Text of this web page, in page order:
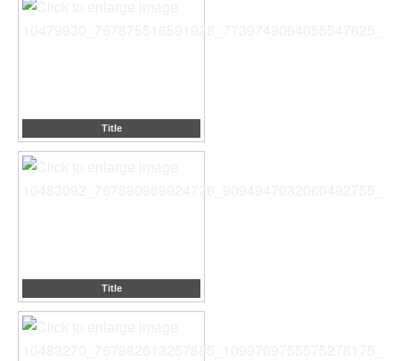
Title
Title